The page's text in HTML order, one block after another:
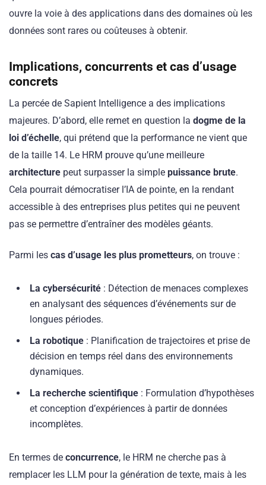
ouvre la voie à des applications dans des domaines où les
données sont rares ou coûteuses à obtenir.
Implications, concurrents et cas d’usage
concrets
La percée de Sapient Intelligence a des implications
majeures. D’abord, elle remet en question la dogme de la
loi d’échelle, qui prétend que la performance ne vient que
de la taille 14. Le HRM prouve qu’une meilleure
architecture peut surpasser la simple puissance brute.
Cela pourrait démocratiser l’IA de pointe, en la rendant
accessible à des entreprises plus petites qui ne peuvent
pas se permettre d’entraîner des modèles géants.
Parmi les cas d’usage les plus prometteurs, on trouve :
La cybersécurité : Détection de menaces complexes
en analysant des séquences d’événements sur de
longues périodes.
La robotique : Planification de trajectoires et prise de
décision en temps réel dans des environnements
dynamiques.
La recherche scientifique : Formulation d’hypothèses
et conception d’expériences à partir de données
incomplètes.
En termes de concurrence, le HRM ne cherche pas à
remplacer les LLM pour la génération de texte, mais à les